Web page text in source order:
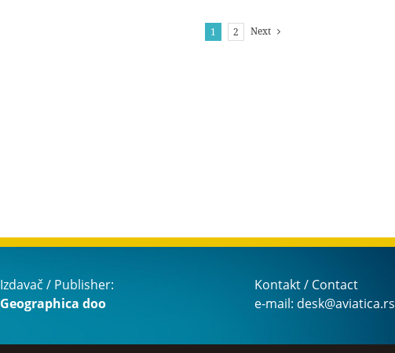
1 2 Next
Izdavač / Publisher:
Geographica doo
Kontakt / Contact
e-mail: desk@aviatica.rs